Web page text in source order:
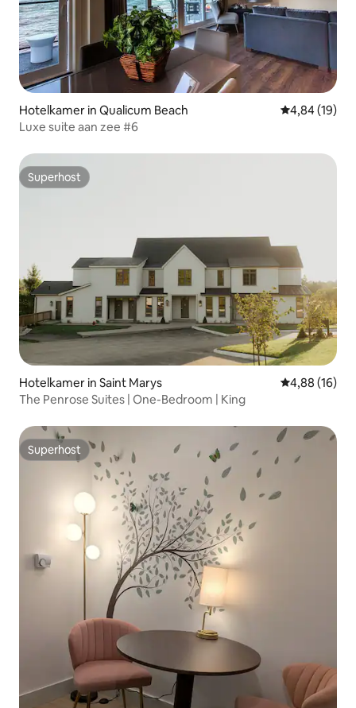
Hotelkamer in Qualicum Beach Gemiddelde
4,84 (19)
Luxe suite aan zee #6
Superhost
Superhost
Hotelkamer in Saint Marys Gemiddelde
4,88 (16)
The Penrose Suites | One-Bedroom | King
Superhost
Superhost